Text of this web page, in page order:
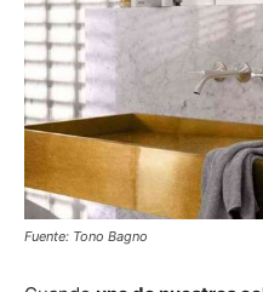
Fuente: Tono Bagno